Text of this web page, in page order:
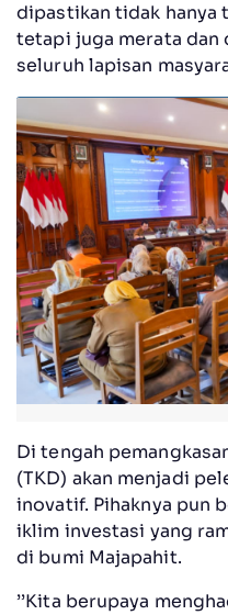
dipastikan tidak
tetapi juga merata dan
seluruh lapisan
Di tengah
(TKD) akan menjadi
inovatif. Pihaknya pun
iklim investasi yang
di bumi Majapahit.
’’Kita berupaya